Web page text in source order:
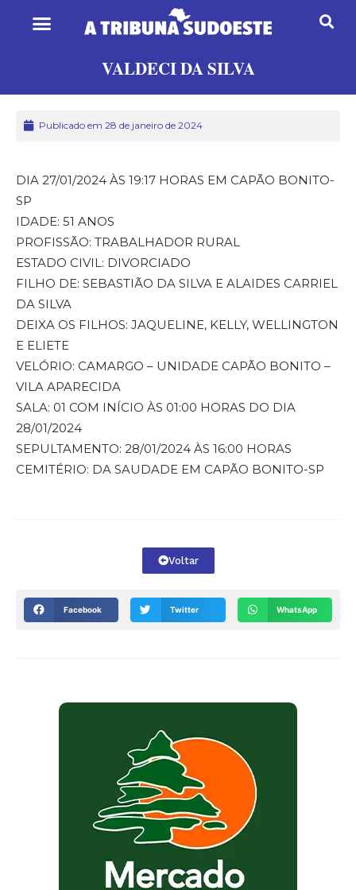
VALDECI DA SILVA
Publicado em 28 de janeiro de 2024
DIA 27/01/2024 ÀS 19:17 HORAS EM CAPÃO BONITO-
SP
IDADE: 51 ANOS
PROFISSÃO: TRABALHADOR RURAL
ESTADO CIVIL: DIVORCIADO
FILHO DE: SEBASTIÃO DA SILVA E ALAIDES CARRIEL
DA SILVA
DEIXA OS FILHOS: JAQUELINE, KELLY, WELLINGTON
E ELIETE
VELÓRIO: CAMARGO – UNIDADE CAPÃO BONITO –
VILA APARECIDA
SALA: 01 COM INÍCIO ÀS 01:00 HORAS DO DIA
28/01/2024
SEPULTAMENTO: 28/01/2024 ÀS 16:00 HORAS
CEMITÉRIO: DA SAUDADE EM CAPÃO BONITO-SP
Voltar
Facebook Twitter WhatsApp